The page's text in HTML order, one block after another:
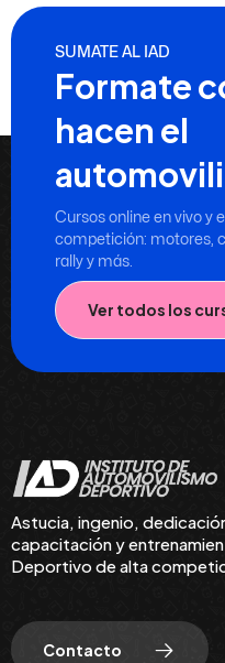
SUMATE AL IAD
Formate
hacen el
Cursos online en vivo y
competición: motores,
rally y más.
Ver todos los
Astucia, ingenio,
capacitación y
Deportivo de alta
Contacto